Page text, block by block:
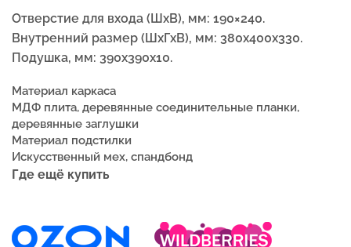
Отверстие для входа (ШxВ), мм: 190×240.
Внутренний размер (ШxГxВ), мм: 380x400x330.
Подушка, мм: 390x390x10.
Материал каркаса
МДФ плита, деревянные соединительные планки,
деревянные заглушки
Материал подстилки
Искусственный мех, спандбонд
Где ещё купить